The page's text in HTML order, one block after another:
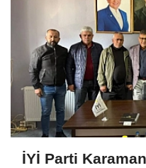
İYİ Parti